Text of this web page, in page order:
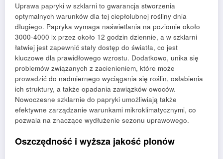
Uprawa papryki w szklarni to gwarancja stworzenia
optymalnych warunków dla tej ciepłolubnej rośliny dnia
długiego. Papryka wymaga naświetlania na poziomie około
3000-4000 lx przez około 12 godzin dziennie, a w szklarni
łatwiej jest zapewnić stały dostęp do światła, co jest
kluczowe dla prawidłowego wzrostu. Dodatkowo, unika się
problemów związanych z zacienieniem, które może
prowadzić do nadmiernego wyciągania się roślin, osłabienia
ich struktury, a także opadania zawiązków owoców.
Nowoczesne szklarnie do papryki umożliwiają także
efektywne zarządzanie warunkami mikroklimatycznymi, co
pozwala na znaczące wydłużenie sezonu uprawowego.
Oszczędność i wyższa jakość plonów